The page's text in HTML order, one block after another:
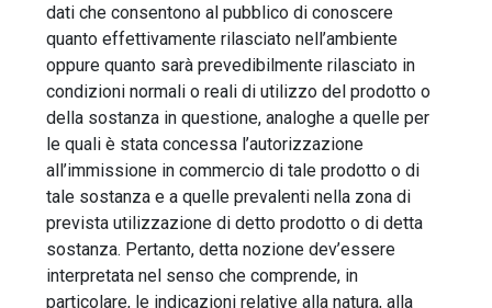
dati che consentono al pubblico di conoscere
quanto effettivamente rilasciato nell’ambiente
oppure quanto sarà prevedibilmente rilasciato in
condizioni normali o reali di utilizzo del prodotto o
della sostanza in questione, analoghe a quelle per
le quali è stata concessa l’autorizzazione
all’immissione in commercio di tale prodotto o di
tale sostanza e a quelle prevalenti nella zona di
prevista utilizzazione di detto prodotto o di detta
sostanza. Pertanto, detta nozione dev’essere
interpretata nel senso che comprende, in
particolare, le indicazioni relative alla natura, alla